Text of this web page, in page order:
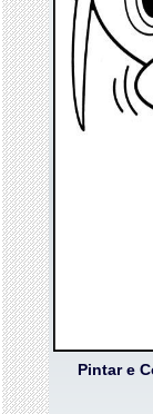
Pintar e